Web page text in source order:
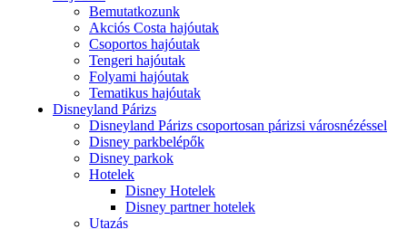
Bemutatkozunk
Akciós Costa hajóutak
Csoportos hajóutak
Tengeri hajóutak
Folyami hajóutak
Tematikus hajóutak
Disneyland Párizs
Disneyland Párizs csoportosan párizsi városnézéssel
Disney parkbelépők
Disney parkok
Hotelek
Disney Hotelek
Disney partner hotelek
Utazás